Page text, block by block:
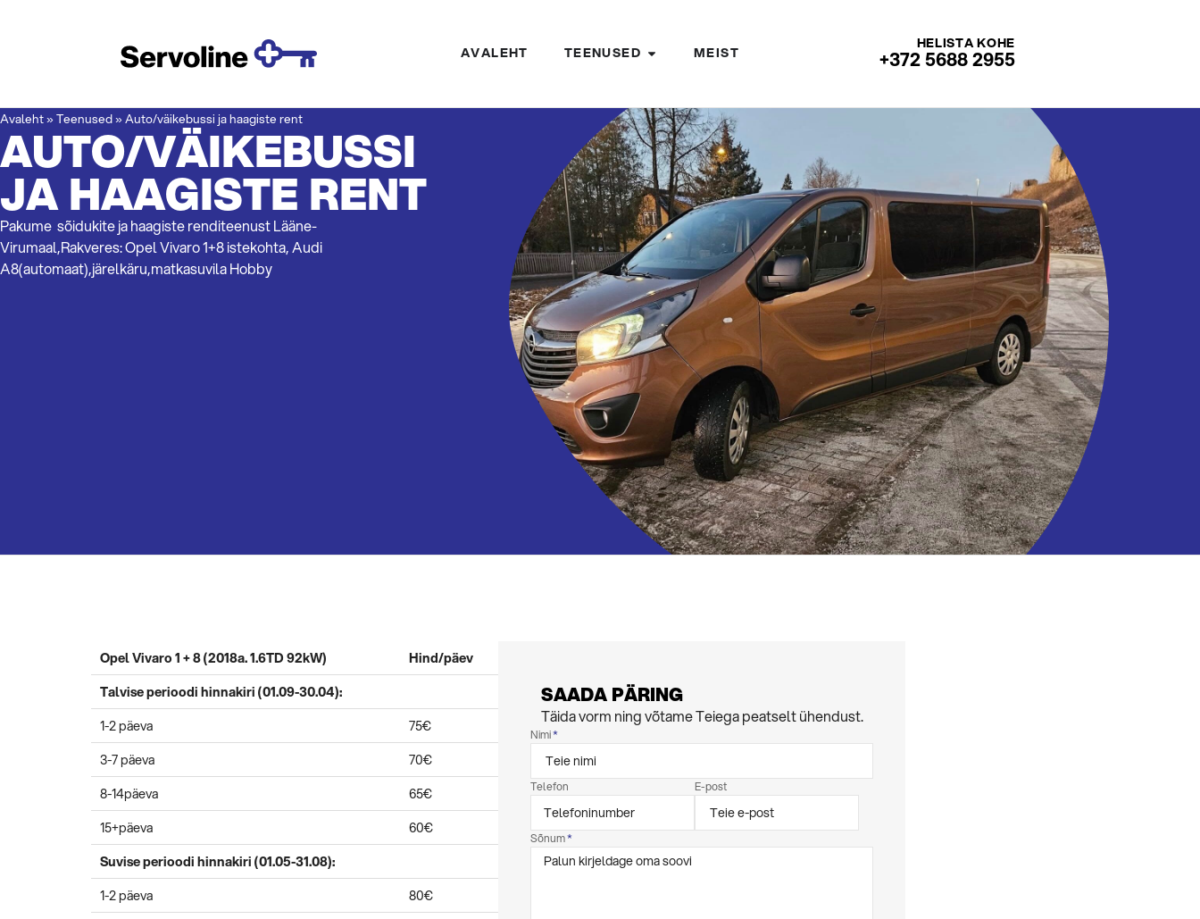
AVALEHT TEENUSED MEIST
HELISTA KOHE
+372 5688 2955
Avaleht»Teenused»Auto/väikebussi ja haagiste rent
AUTO/VÄIKEBUSSI
JA HAAGISTE RENT
Pakume sõidukite ja haagiste renditeenust Lääne-
Virumaal,Rakveres: Opel Vivaro 1+8 istekohta, Audi
A8(automaat),järelkäru,matkasuvila Hobby
Opel Vivaro 1 + 8 (2018a. 1.6TD 92kW)
Hind/päev
Talvise perioodi hinnakiri (01.09-30.04):
1-2 päeva
75€
3-7 päeva
70€
8-14päeva
65€
15+päeva
60€
Suvise perioodi hinnakiri (01.05-31.08):
1-2 päeva
80€
SAADA PÄRING
Täida vorm ning võtame Teiega peatselt ühendust.
Nimi
Telefon E-post
Sõnum